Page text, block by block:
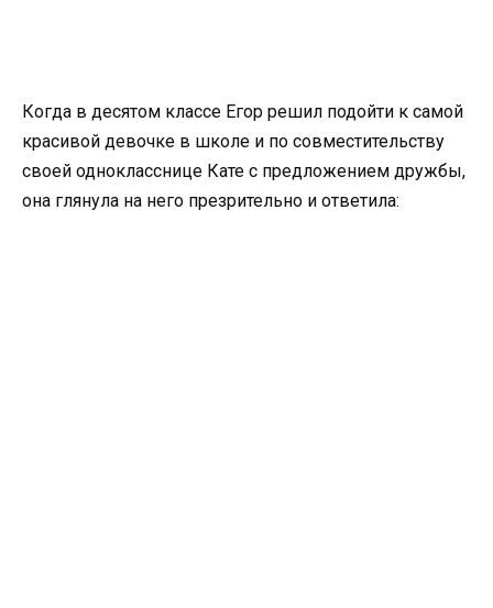
Когда в десятом классе Егор решил подойти к самой
красивой девочке в школе и по совместительству
своей однокласснице Кате с предложением дружбы,
она глянула на него презрительно и ответила: